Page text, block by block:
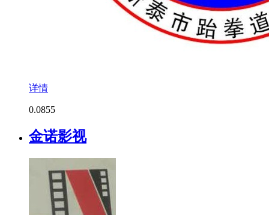
详情
0.0855
金诺影视